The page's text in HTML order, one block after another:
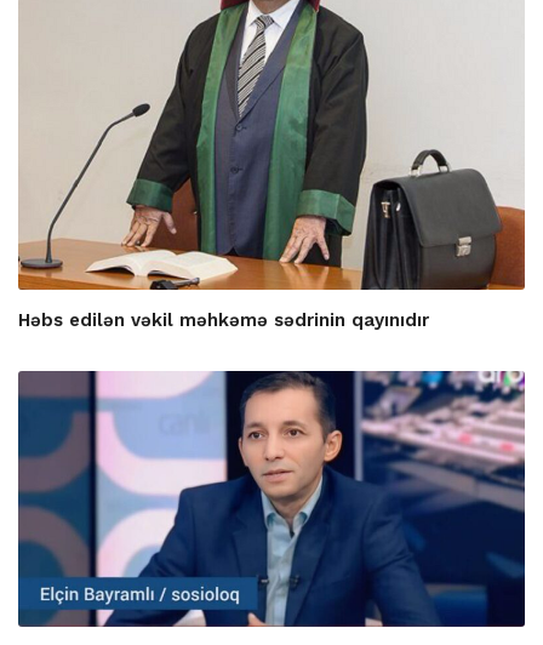
Həbs edilən vəkil məhkəmə sədrinin qayınıdır